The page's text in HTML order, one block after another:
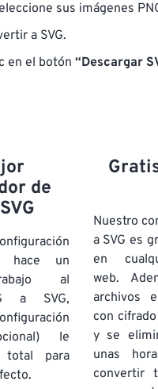
sus imágenes
a SVG.
en el botón “Descargar
de
hace un
al
a SVG,
le
total para
Nuestro
a SVG es
en
web.
archivos
con
y se
unas
convertir